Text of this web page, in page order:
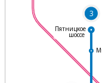
3
Пятницкое
шоссе